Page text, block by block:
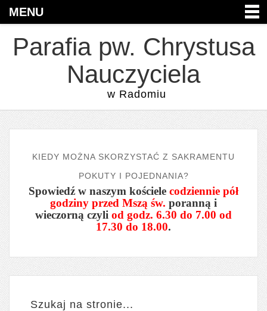
MENU
Parafia pw. Chrystusa
Nauczyciela
w Radomiu
KIEDY MOŻNA SKORZYSTAĆ Z SAKRAMENTU
POKUTY I POJEDNANIA?
Spowiedź w naszym kościele codziennie pół
godziny przed Mszą św. poranną i
wieczorną czyli od godz. 6.30 do 7.00 od
17.30 do 18.00.
Szukaj na stronie...